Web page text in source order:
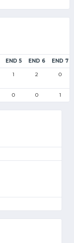
END 5 END 6 END 7
1 2 0
0 0 1